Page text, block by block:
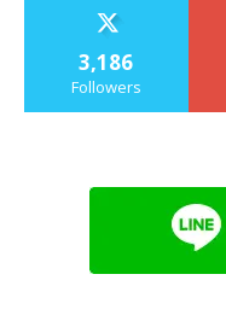
3,186
Followers